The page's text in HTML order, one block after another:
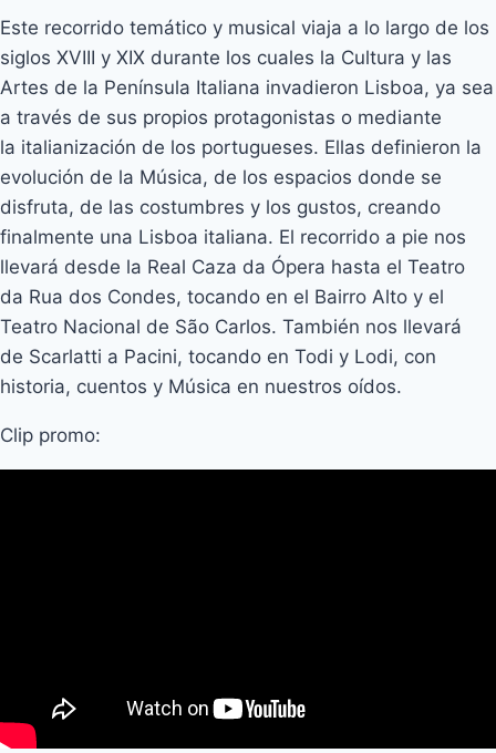
Este recorrido temático y musical viaja a lo largo de los
siglos XVIII y XIX durante los cuales la Cultura y las
Artes de la Península Italiana invadieron Lisboa, ya sea
a través de sus propios protagonistas o mediante
la italianización de los portugueses. Ellas definieron la
evolución de la Música, de los espacios donde se
disfruta, de las costumbres y los gustos, creando
finalmente una Lisboa italiana. El recorrido a pie nos
llevará desde la Real Caza da Ópera hasta el Teatro
da Rua dos Condes, tocando en el Bairro Alto y el
Teatro Nacional de São Carlos. También nos llevará
de Scarlatti a Pacini, tocando en Todi y Lodi, con
historia, cuentos y Música en nuestros oídos.
Clip promo: